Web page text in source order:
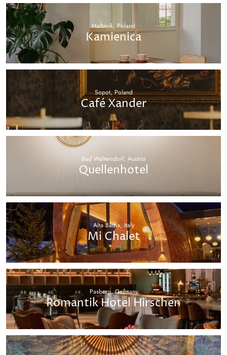
Malbork, Poland
Kamienica
Sopot, Poland
Café Xander
Bad Waltersdorf, Austria
Quellenhotel
Alta Badia, Italy
Mi Chalet
Pasberg, Germany
Romantik Hotel Hirschen